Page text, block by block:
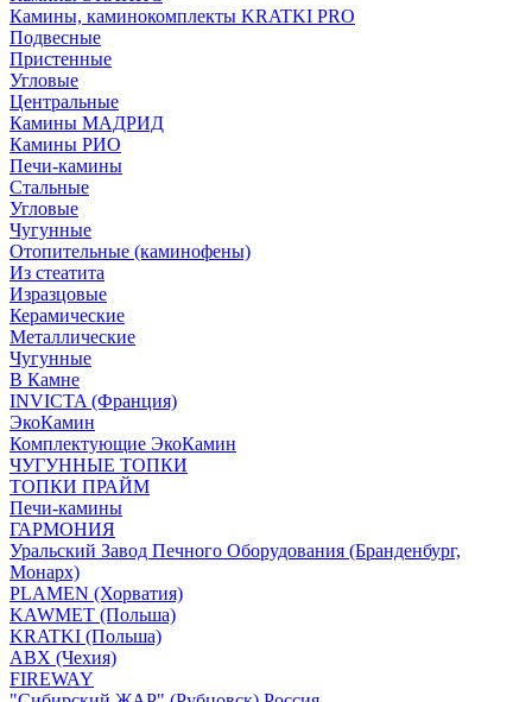
Камины, каминокомплекты KRATKI PRO
Подвесные
Пристенные
Угловые
Центральные
Камины МАДРИД
Камины РИО
Печи-камины
Стальные
Угловые
Чугунные
Отопительные (каминофены)
Из стеатита
Изразцовые
Керамические
Металлические
Чугунные
В Камне
INVICTA (Франция)
ЭкоКамин
Комплектующие ЭкоКамин
ЧУГУННЫЕ ТОПКИ
ТОПКИ ПРАЙМ
Печи-камины
ГАРМОНИЯ
Уральский Завод Печного Оборудования (Бранденбург,
Монарх)
PLAMEN (Хорватия)
KAWMET (Польша)
KRATKI (Польша)
ABX (Чехия)
FIREWAY